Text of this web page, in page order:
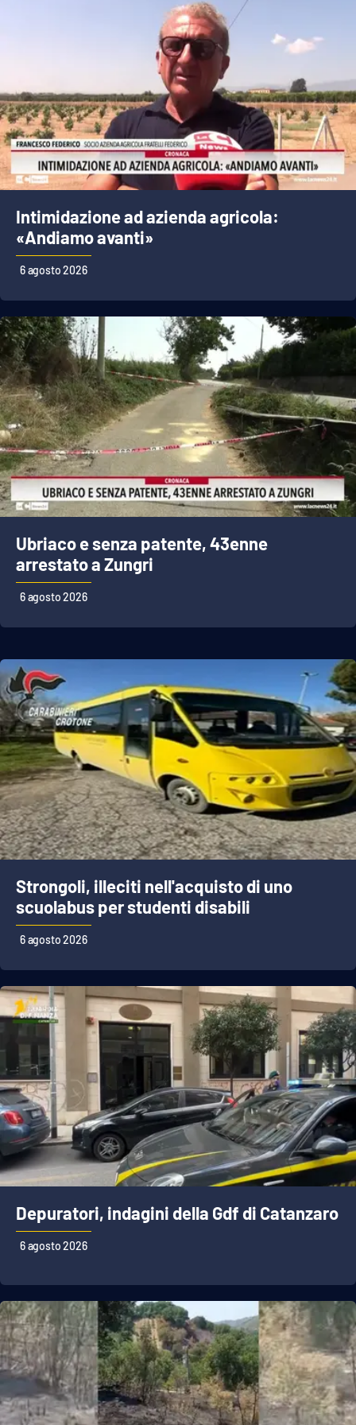
Lacitymag.it
Lacapitalenews.it
Ilreggino.it
Cosenzachannel.it
Catanzarochannel.it
APP
Android
Apple
Intimidazione ad azienda agricola:
«Andiamo avanti»
6 agosto 2026
Ubriaco e senza patente, 43enne
arrestato a Zungri
6 agosto 2026
Strongoli, illeciti nell'acquisto di uno
scuolabus per studenti disabili
6 agosto 2026
Depuratori, indagini della Gdf di Catanzaro
6 agosto 2026